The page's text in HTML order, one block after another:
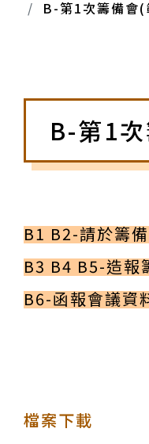
B-第1次籌備會(
B-第1
B1 B2-請於籌
B3 B4 B5-造報
B6-函報會議資
檔案下載